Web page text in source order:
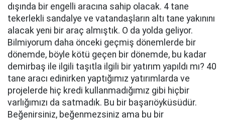
dışında bir engelli aracına sahip olacak. 4 tane
tekerlekli sandalye ve vatandaşların altı tane yakınını
alacak yeni bir araç almıştık. O da yolda geliyor.
Bilmiyorum daha önceki geçmiş dönemlerde bir
dönemde, böyle kötü geçen bir dönemde, bu kadar
demirbaş ile ilgili taşıtla ilgili bir yatırım yapıldı mı? 40
tane aracı edinirken yaptığımız yatırımlarda ve
projelerde hiç kredi kullanmadığımız gibi hiçbir
varlığımızı da satmadık. Bu bir başarıöyküsüdür.
Beğenirsiniz, beğenmezsiniz ama bu bir